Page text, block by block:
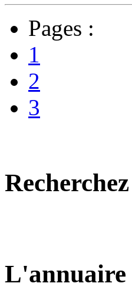
Pages :
1
2
3